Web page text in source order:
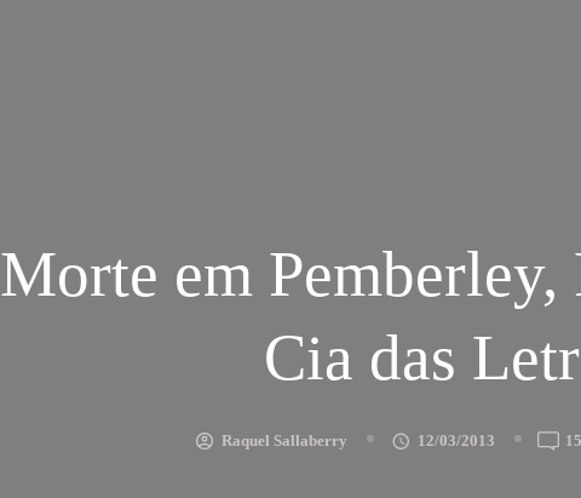
Morte em Pemberley,
Cia das
Raquel Sallaberry 12/03/2013